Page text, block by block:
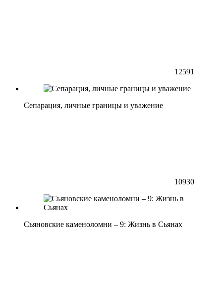
12591
Сепарация, личные границы и уважение
10930
Сьяновские каменоломни – 9: Жизнь в Сьянах